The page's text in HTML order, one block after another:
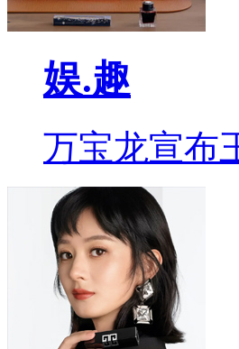
娱.趣
万宝龙宣布